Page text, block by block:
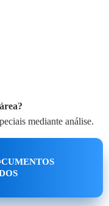
mediante análise.